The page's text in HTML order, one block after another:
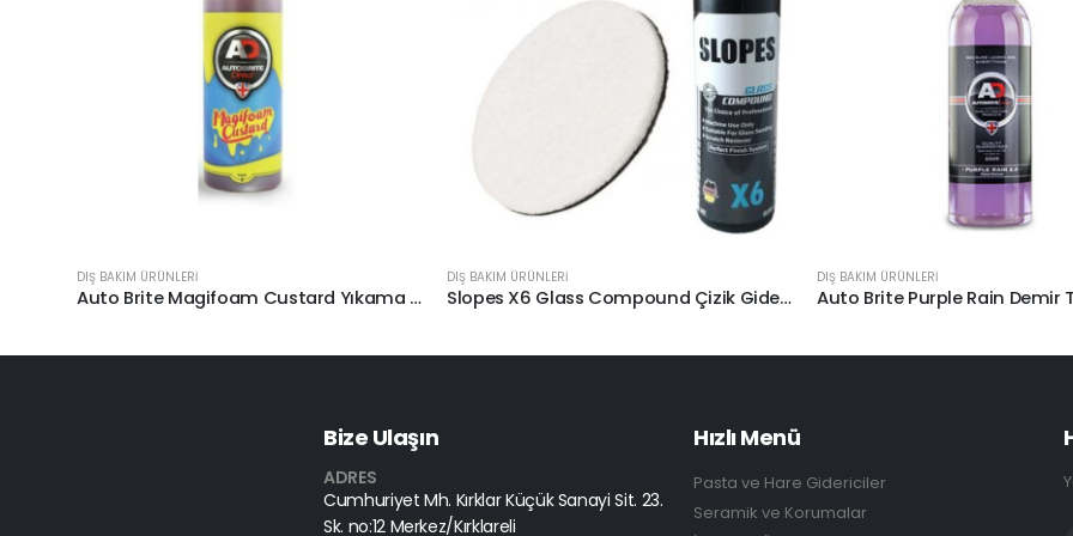
DIŞ BAKIM ÜRÜNLERİ
Auto Brite Magifoam Custard Yıkama Köpüğü 1lt.
DIŞ BAKIM ÜRÜNLERİ
Slopes X6 Glass Compound Çizik Giderici Cam Pastası 250ml. Keçe Seti
DIŞ BAKIM ÜRÜNLERİ
Bize Ulaşın
ADRES
Cumhuriyet Mh. Kırklar Küçük Sanayi Sit. 23.
Sk. no:12 Merkez/Kırklareli
Hızlı Menü
Pasta ve Hare Gidericiler
Seramik ve Korumalar